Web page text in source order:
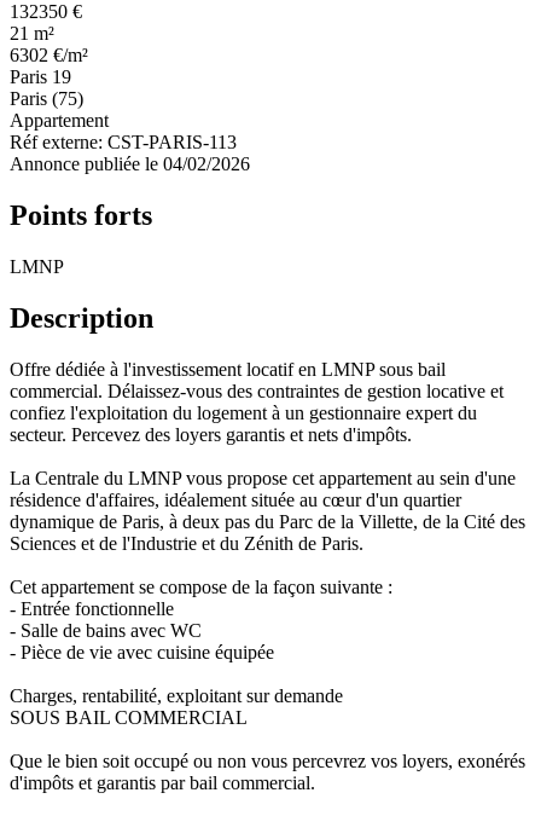
132350 €
21 m²
6302 €/m²
Paris 19
Paris (75)
Appartement
Réf externe: CST-PARIS-113
Annonce publiée le 04/02/2026
Points forts
LMNP
Description
Offre dédiée à l'investissement locatif en LMNP sous bail
commercial. Délaissez-vous des contraintes de gestion locative et
confiez l'exploitation du logement à un gestionnaire expert du
secteur. Percevez des loyers garantis et nets d'impôts.
La Centrale du LMNP vous propose cet appartement au sein d'une
résidence d'affaires, idéalement située au cœur d'un quartier
dynamique de Paris, à deux pas du Parc de la Villette, de la Cité des
Sciences et de l'Industrie et du Zénith de Paris.
Cet appartement se compose de la façon suivante :
- Entrée fonctionnelle
- Salle de bains avec WC
- Pièce de vie avec cuisine équipée
Charges, rentabilité, exploitant sur demande
SOUS BAIL COMMERCIAL
Que le bien soit occupé ou non vous percevrez vos loyers, exonérés
d'impôts et garantis par bail commercial.